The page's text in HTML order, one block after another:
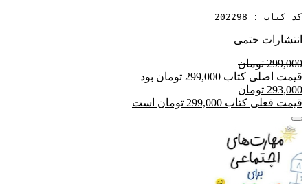
کد کتاب : 202298
انتشارات حتمی
299,000 تومان
قیمت اصلی کتاب 299,000 تومان بود
293,000 تومان
قیمت فعلی کتاب 299,000 تومان است